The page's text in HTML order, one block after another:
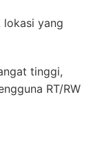
lokasi yang
tinggi,
RT/RW